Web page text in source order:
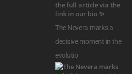
The Nevera marks a
decisive moment in the
evolutio